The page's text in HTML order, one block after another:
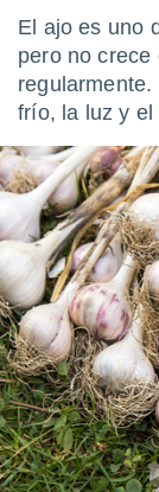
calidad.
a este
las
forma
digital
basada
permite
seguir
contenido
coste.
botón
ACEPTAR
Y
CONTINUAR
El ajo es uno
pero no
frío, la luz y el